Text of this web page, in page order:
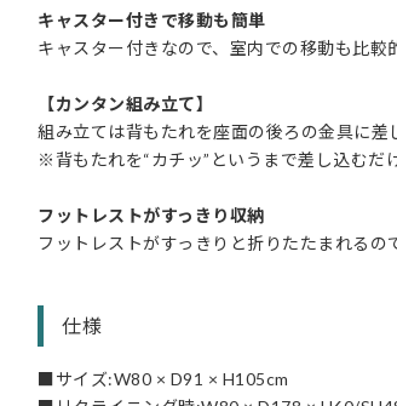
キャスター付きで移動も簡単
キャスター付きなので、室内での移動も比較
【カンタン組み立て】
組み立ては背もたれを座面の後ろの金具に差
※背もたれを“カチッ”というまで差し込むだ
フットレストがすっきり収納
フットレストがすっきりと折りたたまれるの
仕様
■サイズ:W80 × D91 × H105cm